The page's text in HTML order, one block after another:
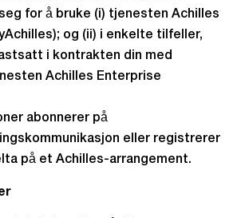
for å bruke (i) tjenesten Achilles
og (ii) i enkelte tilfeller,
i kontrakten din med
Achilles Enterprise
abonnerer på
eller registrerer
på et Achilles-arrangement.